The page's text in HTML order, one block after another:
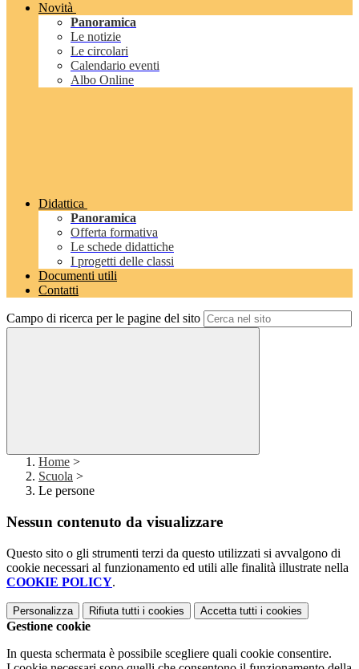
Novità
Panoramica
Le notizie
Le circolari
Calendario eventi
Albo Online
Didattica
Panoramica
Offerta formativa
Le schede didattiche
I progetti delle classi
Documenti utili
Contatti
Campo di ricerca per le pagine del sito
Home >
Scuola >
Le persone
Nessun contenuto da visualizzare
Questo sito o gli strumenti terzi da questo utilizzati si avvalgono di
cookie necessari al funzionamento ed utili alle finalità illustrate nella
COOKIE POLICY.
Personalizza Rifiuta tutti i cookies Accetta tutti i cookies
Gestione cookie
In questa schermata è possibile scegliere quali cookie consentire.